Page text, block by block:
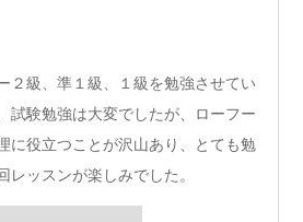
２級、準１級、１級を勉強させてい
試験勉強は大変でしたが、ローフー
に役立つことが沢山あり、とても勉
レッスンが楽しみでした。